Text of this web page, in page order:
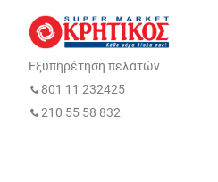
Εξυπηρέτηση πελατών
801 11 232425
210 55 58 832